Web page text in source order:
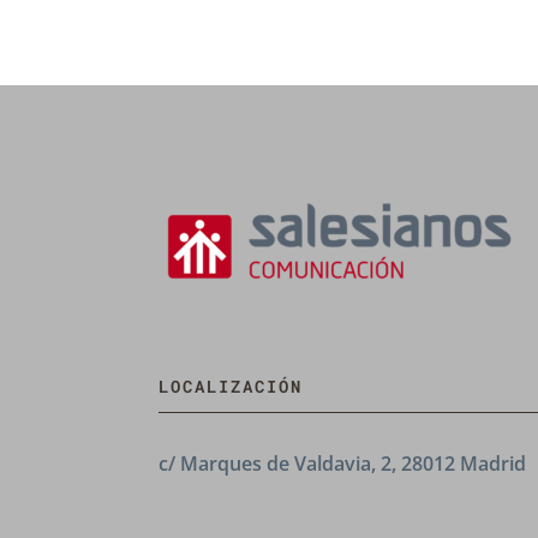
LOCALIZACIÓN
c/ Marques de Valdavia, 2, 28012 Madrid